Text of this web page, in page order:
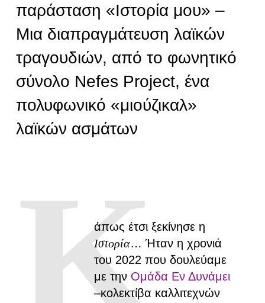
παράσταση «Ιστορία μου» –
Μια διαπραγμάτευση λαϊκών
τραγουδιών, από το φωνητικό
σύνολο Nefes Project, ένα
πολυφωνικό «μιούζικαλ»
λαϊκών ασμάτων
Κ
άπως έτσι ξεκίνησε η
Ιστορία… Ήταν η χρονιά
του 2022 που δουλεύαμε
με την Ομάδα Εν Δυνάμει
–κολεκτίβα καλλιτεχνών